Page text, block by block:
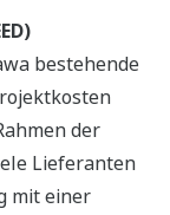
bestehende
der
Lieferanten
mit einer